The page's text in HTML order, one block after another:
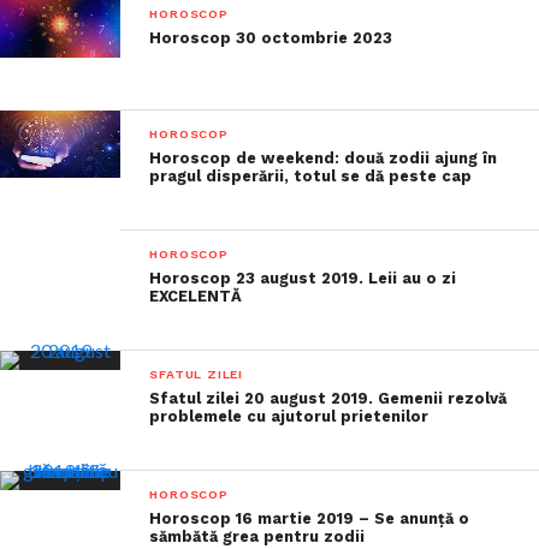
HOROSCOP
Horoscop 30 octombrie 2023
HOROSCOP
Horoscop de weekend: două zodii ajung în
pragul disperării, totul se dă peste cap
HOROSCOP
Horoscop 23 august 2019. Leii au o zi
EXCELENTĂ
SFATUL ZILEI
Sfatul zilei 20 august 2019. Gemenii rezolvă
problemele cu ajutorul prietenilor
HOROSCOP
Horoscop 16 martie 2019 – Se anunță o
sămbătă grea pentru zodii